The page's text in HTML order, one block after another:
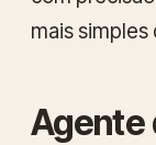
mais simples
Agente